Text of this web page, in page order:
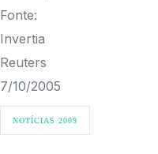
Fonte:
Invertia
Reuters
7/10/2005
NOTÍCIAS 2009